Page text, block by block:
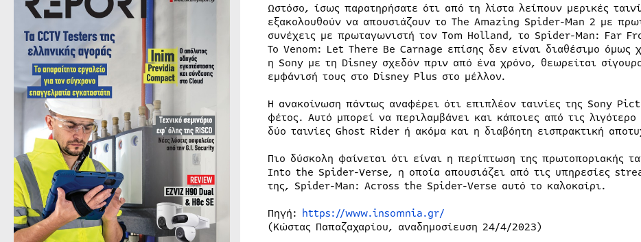
Ωστόσο, ίσως παρατηρήσατε ότι από τη λίστα λείπουν μερικές
εξακολουθούν να απουσιάζουν το The Amazing Spider-Man 2 με
συνέχεις με πρωταγωνιστή τον Tom Holland, το Spider-Man: Far
Το Venom: Let There Be Carnage επίσης δεν είναι διαθέσιμο όμως
η Sony με τη Disney σχεδόν πριν από ένα χρόνο, θεωρείται
εμφάνισή τους στο Disney Plus στο μέλλον.
Η ανακοίνωση πάντως αναφέρει ότι επιπλέον ταινίες της Sony
φέτος. Αυτό μπορεί να περιλαμβάνει και κάποιες από τις
δύο ταινίες Ghost Rider ή ακόμα και η διαβόητη εισπρακτική
Πιο δύσκολη φαίνεται ότι είναι η περίπτωση της πρωτοποριακής
Into the Spider-Verse, η οποία απουσιάζει από τις υπηρεσίες
της, Spider-Man: Across the Spider-Verse αυτό το καλοκαίρι.
Πηγή: https://www.insomnia.gr/
(Κώστας Παπαζαχαρίου, αναδημοσίευση 24/4/2023)